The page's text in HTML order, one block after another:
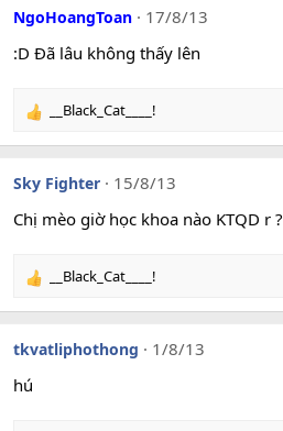
c
t
i
s
NgoHoangToan
17/8/13
:D Đã lâu không thấy lên
R
c
i
s
__Black_Cat____!
Sky Fighter
15/8/13
Chị mèo giờ học khoa nào KTQD r ?
R
c
i
__Black_Cat____!
tkvatliphothong
1/8/13
hú